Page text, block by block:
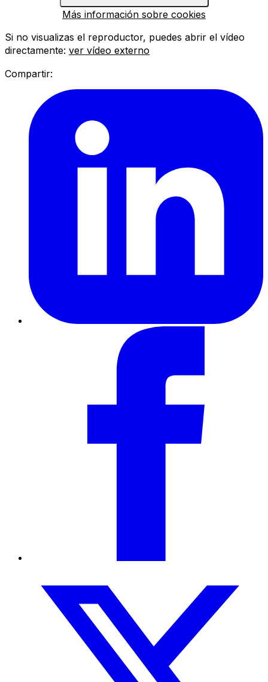
Más información sobre cookies
Si no visualizas el reproductor, puedes abrir el vídeo
directamente: ver vídeo externo
Compartir: